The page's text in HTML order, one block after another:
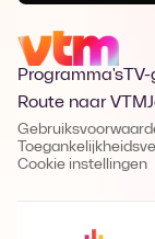
Programma's
Route naar VTM
Cookie instellingen